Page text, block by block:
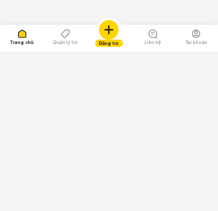
Trang chủ Quản lý tin Đăng tin Liên hệ Tài khoản